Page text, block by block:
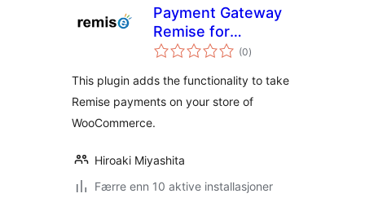
Payment Gateway
Remise for
WooCommerce
(0totale
vurderinger
)
This plugin adds the functionality to take
Remise payments on your store of
WooCommerce.
Hiroaki Miyashita
Færre enn 10 aktive installasjoner